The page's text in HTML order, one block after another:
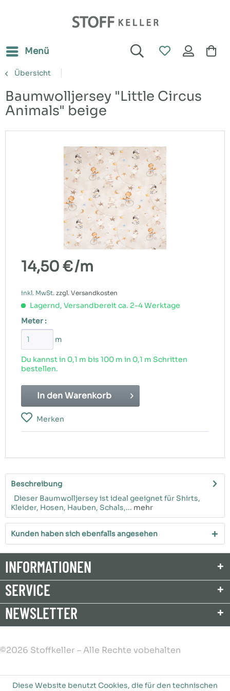
Menü
Übersicht
Baumwolljersey "Little Circus
Animals" beige
14,50 €/m
inkl. MwSt. zzgl. Versandkosten
Lagernd, Versandbereit ca. 2-4 Werktage
Meter :
m
Du kannst in 0,1 m bis 100 m in 0,1 m Schritten
bestellen.
In den Warenkorb
Merken
Beschreibung
Dieser Baumwolljersey ist ideal geeignet für Shirts,
Kleider, Hosen, Hauben, Schals,... mehr
Kunden haben sich ebenfalls angesehen
INFORMATIONEN
SERVICE
NEWSLETTER
©2026 Stoffkeller – Alle Rechte vobehalten
Diese Website benutzt Cookies, die für den technischen